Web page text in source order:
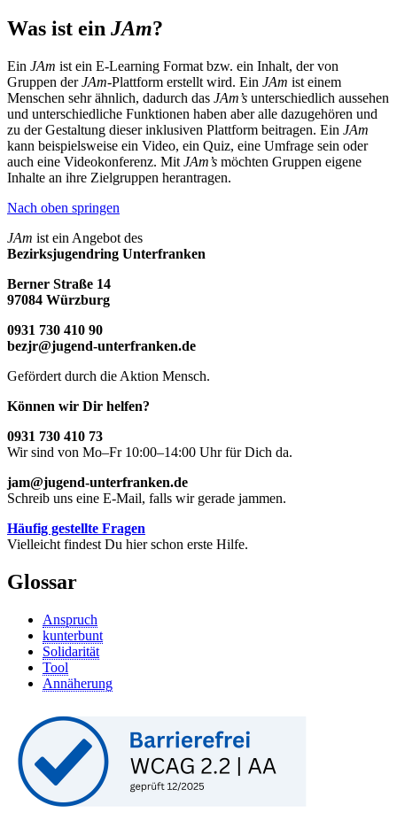
Was ist ein JAm?
Ein JAm ist ein E-Learning Format bzw. ein Inhalt, der von
Gruppen derJAm-Plattform erstellt wird. Ein JAm ist einem
Menschen sehr ähnlich, dadurch das JAm’s unterschiedlich aussehen
und unterschiedliche Funktionen haben aber alle dazugehören und
zu der Gestaltung dieser inklusiven Plattform beitragen. Ein JAm
kann beispielsweise ein Video, ein Quiz, eine Umfrage sein oder
auch eine Videokonferenz. Mit JAm’s möchten Gruppen eigene
Inhalte an ihre Zielgruppen herantragen.
Nach oben springen
JAm ist ein Angebot des
Bezirksjugendring Unterfranken
Berner Straße 14
97084 Würzburg
0931 730 410 90
bezjr@jugend-unterfranken.de
Gefördert durch die Aktion Mensch.
Können wir Dir helfen?
0931 730 410 73
Wir sind von Mo–Fr 10:00–14:00 Uhr für Dich da.
jam@jugend-unterfranken.de
Schreib uns eine E-Mail, falls wir gerade jammen.
Häufig gestellte Fragen
Vielleicht findest Du hier schon erste Hilfe.
Glossar
Anspruch
kunterbunt
Solidarität
Tool
Annäherung